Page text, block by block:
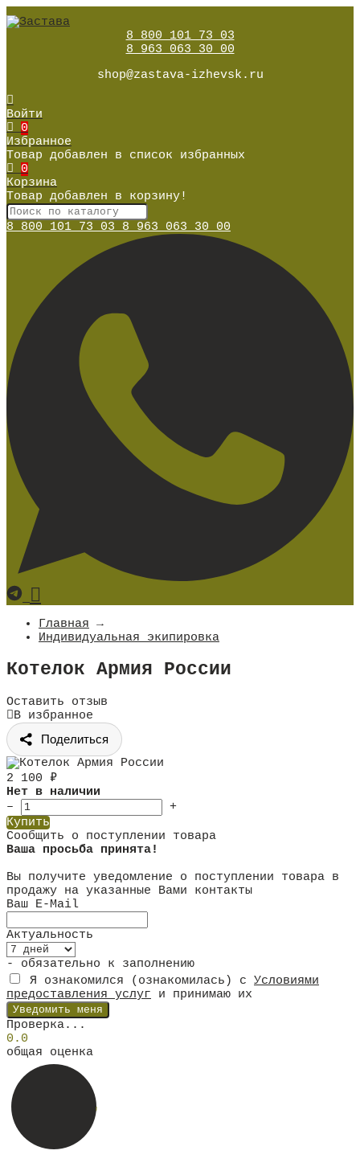
8 800 101 73 03
8 963 063 30 00
shop@zastava-izhevsk.ru
Войти
0
Избранное
Товар добавлен в список избранных
0
Корзина
Товар добавлен в корзину!
8 800 101 73 03 8 963 063 30 00
Главная →
Индивидуальная экипировка
Котелок Армия России
Оставить отзыв
В избранное
Поделиться
2 100 ₽
Нет в наличии
–
+
Купить
Сообщить о поступлении товара
Ваша просьба принята!
Вы получите уведомление о поступлении товара в
продажу на указанные Вами контакты
Ваш E-Mail
Актуальность
- обязательно к заполнению
Я ознакомился (ознакомилась) с Условиями
предоставления услуг и принимаю их
Проверка...
0.0
общая оценка